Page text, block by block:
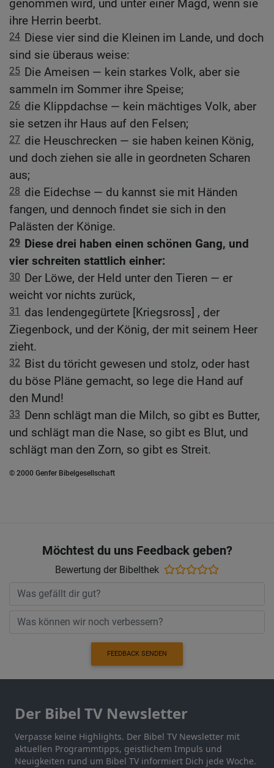
genommen wird, und unter einer Magd, wenn sie
ihre Herrin beerbt.
24 Diese vier sind die Kleinen im Lande, und doch
sind sie überaus weise:
25 Die Ameisen — kein starkes Volk, aber sie
sammeln im Sommer ihre Speise;
26 die Klippdachse — kein mächtiges Volk, aber
sie setzen ihr Haus auf den Felsen;
27 die Heuschrecken — sie haben keinen König,
und doch ziehen sie alle in geordneten Scharen
aus;
28 die Eidechse — du kannst sie mit Händen
fangen, und dennoch findet sie sich in den
Palästen der Könige.
29 Diese drei haben einen schönen Gang, und
vier schreiten stattlich einher:
30 Der Löwe, der Held unter den Tieren — er
weicht vor nichts zurück,
31
das lendengegürtete [Kriegsross] , der
Ziegenbock, und der König, der mit seinem Heer
zieht.
32 Bist du töricht gewesen und stolz, oder hast
du böse Pläne gemacht, so lege die Hand auf
den Mund!
33 Denn schlägt man die Milch, so gibt es Butter,
und schlägt man die Nase, so gibt es Blut, und
schlägt man den Zorn, so gibt es Streit.
© 2000 Genfer Bibelgesellschaft
Möchtest du uns Feedback geben?
Bewertung der Bibelthek
FEEDBACK SENDEN
Der Bibel TV Newsletter
Verpasse keine Highlights. Der Bibel TV Newsletter mit
aktuellen Programmtipps, geistlichem Impuls und
Neuigkeiten rund um Bibel TV informiert Dich jede Woche.